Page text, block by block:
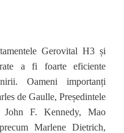
Gerovital H3 și
a fi foarte eficiente
Oameni importanți
de Gaulle, Președintele
F. Kennedy, Mao
Marlene Dietrich,